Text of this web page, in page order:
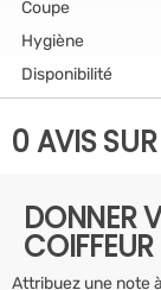
Coupe
Hygiène
Disponibilité
0 AVIS
DONNER
COIFFEUR
Attribuez une note